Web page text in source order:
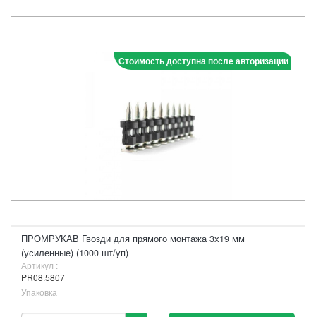
Стоимость доступна после авторизации
ПРОМРУКАВ Гвозди для прямого монтажа 3х19 мм
(усиленные) (1000 шт/уп)
Артикул :
PR08.5807
Упаковка